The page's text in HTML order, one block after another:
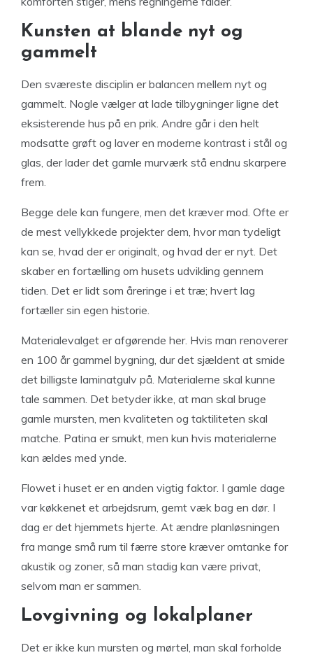
Kunsten at blande nyt og
gammelt
Den sværeste disciplin er balancen mellem nyt og
gammelt. Nogle vælger at lade tilbygninger ligne det
eksisterende hus på en prik. Andre går i den helt
modsatte grøft og laver en moderne kontrast i stål og
glas, der lader det gamle murværk stå endnu skarpere
frem.
Begge dele kan fungere, men det kræver mod. Ofte er
de mest vellykkede projekter dem, hvor man tydeligt
kan se, hvad der er originalt, og hvad der er nyt. Det
skaber en fortælling om husets udvikling gennem
tiden. Det er lidt som åreringe i et træ; hvert lag
fortæller sin egen historie.
Materialevalget er afgørende her. Hvis man renoverer
en 100 år gammel bygning, dur det sjældent at smide
det billigste laminatgulv på. Materialerne skal kunne
tale sammen. Det betyder ikke, at man skal bruge
gamle mursten, men kvaliteten og taktiliteten skal
matche. Patina er smukt, men kun hvis materialerne
kan ældes med ynde.
Flowet i huset er en anden vigtig faktor. I gamle dage
var køkkenet et arbejdsrum, gemt væk bag en dør. I
dag er det hjemmets hjerte. At ændre planløsningen
fra mange små rum til færre store kræver omtanke for
akustik og zoner, så man stadig kan være privat,
selvom man er sammen.
Lovgivning og lokalplaner
Det er ikke kun mursten og mørtel, man skal forholde